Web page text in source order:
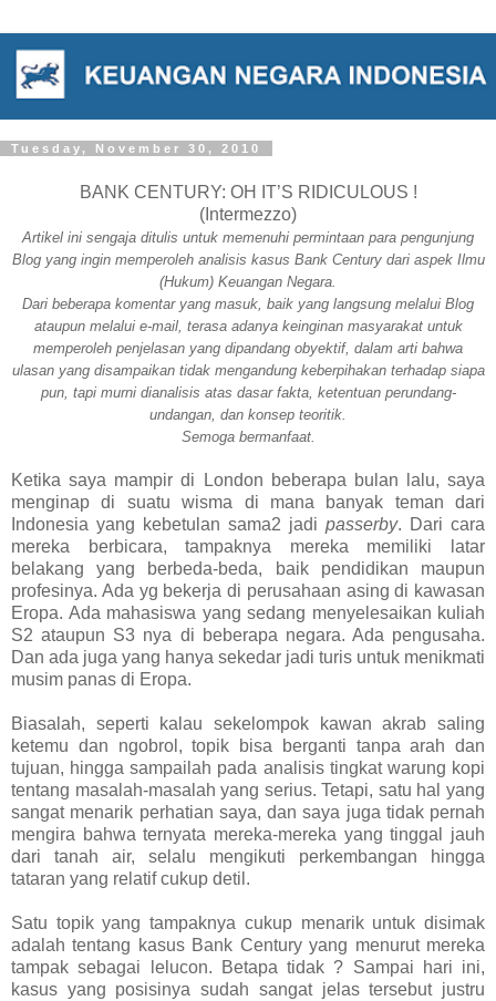
Tuesday, November 30, 2010
BANK CENTURY: OH IT’S RIDICULOUS !
(Intermezzo)
Artikel ini sengaja ditulis untuk memenuhi permintaan para pengunjung
Blog yang ingin memperoleh analisis kasus Bank Century dari aspek Ilmu
(Hukum) Keuangan Negara.
Dari beberapa komentar yang masuk, baik yang langsung melalui Blog
ataupun melalui e-mail, terasa adanya keinginan masyarakat untuk
memperoleh penjelasan yang dipandang obyektif, dalam arti bahwa
ulasan yang disampaikan tidak mengandung keberpihakan terhadap siapa
pun, tapi murni dianalisis atas dasar fakta, ketentuan perundang-
undangan, dan konsep teoritik.
Semoga bermanfaat.
Ketika saya mampir di London beberapa bulan lalu, saya
menginap di suatu wisma di mana banyak teman dari
Indonesia yang kebetulan sama2 jadi passerby. Dari cara
mereka berbicara, tampaknya mereka memiliki latar
belakang yang berbeda-beda, baik pendidikan maupun
profesinya. Ada yg bekerja di perusahaan asing di kawasan
Eropa. Ada mahasiswa yang sedang menyelesaikan kuliah
S2 ataupun S3 nya di beberapa negara. Ada pengusaha.
Dan ada juga yang hanya sekedar jadi turis untuk menikmati
musim panas di Eropa.
Biasalah, seperti kalau sekelompok kawan akrab saling
ketemu dan ngobrol, topik bisa berganti tanpa arah dan
tujuan, hingga sampailah pada analisis tingkat warung kopi
tentang masalah-masalah yang serius. Tetapi, satu hal yang
sangat menarik perhatian saya, dan saya juga tidak pernah
mengira bahwa ternyata mereka-mereka yang tinggal jauh
dari tanah air, selalu mengikuti perkembangan hingga
tataran yang relatif cukup detil.
Satu topik yang tampaknya cukup menarik untuk disimak
adalah tentang kasus Bank Century yang menurut mereka
tampak sebagai lelucon. Betapa tidak ? Sampai hari ini,
kasus yang posisinya sudah sangat jelas tersebut justru